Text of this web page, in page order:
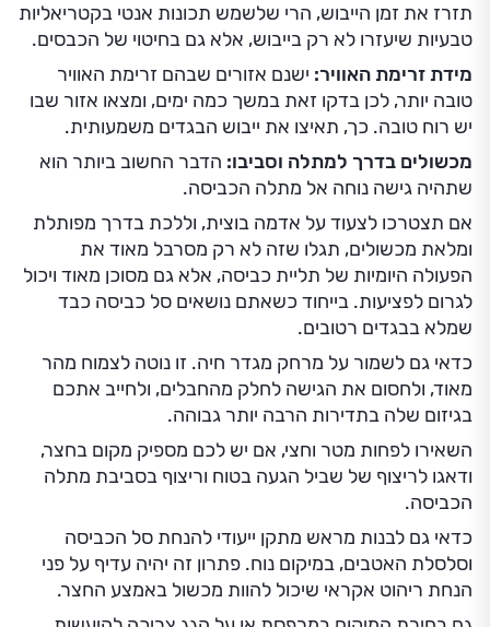
תזרז את זמן הייבוש, הרי שלשמש תכונות אנטי בקטריאליות
טבעיות שיעזרו לא רק בייבוש, אלא גם בחיטוי של הכבסים.
מידת זרימת האוויר: ישנם אזורים שבהם זרימת האוויר
טובה יותר, לכן בדקו זאת במשך כמה ימים, ומצאו אזור שבו
יש רוח טובה. כך, תאיצו את ייבוש הבגדים משמעותית.
מכשולים בדרך למתלה וסביבו: הדבר החשוב ביותר הוא
שתהיה גישה נוחה אל מתלה הכביסה.
אם תצטרכו לצעוד על אדמה בוצית, וללכת בדרך מפותלת
ומלאת מכשולים, תגלו שזה לא רק מסרבל מאוד את
הפעולה היומיות של תליית כביסה, אלא גם מסוכן מאוד ויכול
לגרום לפציעות. בייחוד כשאתם נושאים סל כביסה כבד
שמלא בבגדים רטובים.
כדאי גם לשמור על מרחק מגדר חיה. זו נוטה לצמוח מהר
מאוד, ולחסום את הגישה לחלק מהחבלים, ולחייב אתכם
בגיזום שלה בתדירות הרבה יותר גבוהה.
השאירו לפחות מטר וחצי, אם יש לכם מספיק מקום בחצר,
ודאגו לריצוף של שביל הגעה בטוח וריצוף בסביבת מתלה
הכביסה.
כדאי גם לבנות מראש מתקן ייעודי להנחת סל הכביסה
וסלסלת האטבים, במיקום נוח. פתרון זה יהיה עדיף על פני
הנחת ריהוט אקראי שיכול להוות מכשול באמצע החצר.